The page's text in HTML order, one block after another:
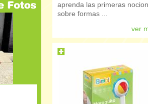
aprenda las primeras
sobre formas ...
ver